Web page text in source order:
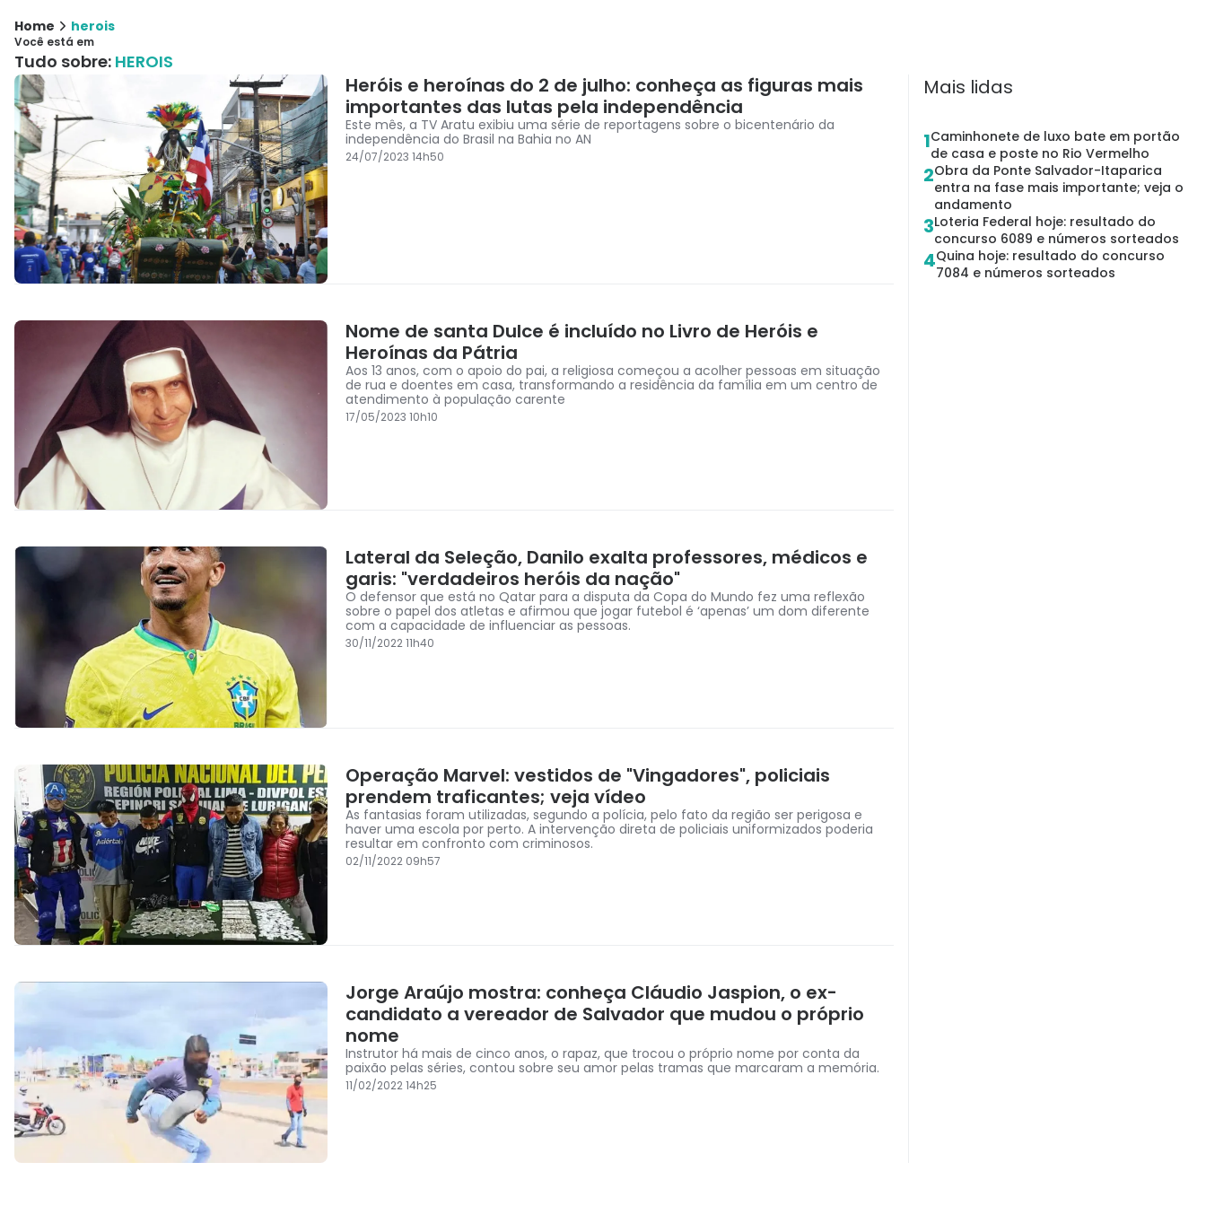
Home herois
Você está em
Tudo sobre: HEROIS
Heróis e heroínas do 2 de julho: conheça as figuras mais
importantes das lutas pela independência
Este mês, a TV Aratu exibiu uma série de reportagens sobre o bicentenário da
independência do Brasil na Bahia no AN
24/07/2023 14h50
Nome de santa Dulce é incluído no Livro de Heróis e
Heroínas da Pátria
Aos 13 anos, com o apoio do pai, a religiosa começou a acolher pessoas em situação
de rua e doentes em casa, transformando a residência da família em um centro de
atendimento à população carente
17/05/2023 10h10
Lateral da Seleção, Danilo exalta professores, médicos e
garis: "verdadeiros heróis da nação"
O defensor que está no Qatar para a disputa da Copa do Mundo fez uma reflexão
sobre o papel dos atletas e afirmou que jogar futebol é ‘apenas’ um dom diferente
com a capacidade de influenciar as pessoas.
30/11/2022 11h40
Operação Marvel: vestidos de "Vingadores", policiais
prendem traficantes; veja vídeo
As fantasias foram utilizadas, segundo a polícia, pelo fato da região ser perigosa e
haver uma escola por perto. A intervenção direta de policiais uniformizados poderia
resultar em confronto com criminosos.
02/11/2022 09h57
Jorge Araújo mostra: conheça Cláudio Jaspion, o ex-
candidato a vereador de Salvador que mudou o próprio
nome
Instrutor há mais de cinco anos, o rapaz, que trocou o próprio nome por conta da
paixão pelas séries, contou sobre seu amor pelas tramas que marcaram a memória.
11/02/2022 14h25
Mais lidas
1Caminhonete de luxo bate em portão
de casa e poste no Rio Vermelho
2Obra da Ponte Salvador-Itaparica
entra na fase mais importante; veja o
andamento
3Loteria Federal hoje: resultado do
concurso 6089 e números sorteados
4Quina hoje: resultado do concurso
7084 e números sorteados